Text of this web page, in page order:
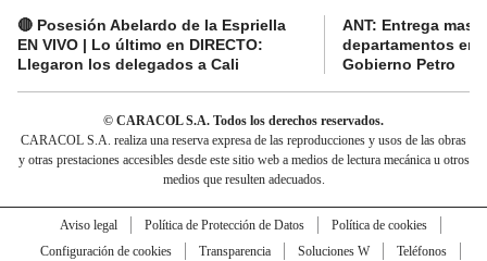
🔴 Posesión Abelardo de la Espriella
EN VIVO | Lo último en DIRECTO:
Llegaron los delegados a Cali
ANT: Entrega
departamentos en
Gobierno Petro
© CARACOL S.A. Todos los derechos reservados.
CARACOL S.A. realiza una reserva expresa de las reproducciones y usos de las obras
y otras prestaciones accesibles desde este sitio web a medios de lectura mecánica u otros
medios que resulten adecuados.
Aviso legal Política de Protección de Datos
Política de cookies
Configuración de cookies
Transparencia Soluciones W
Teléfonos